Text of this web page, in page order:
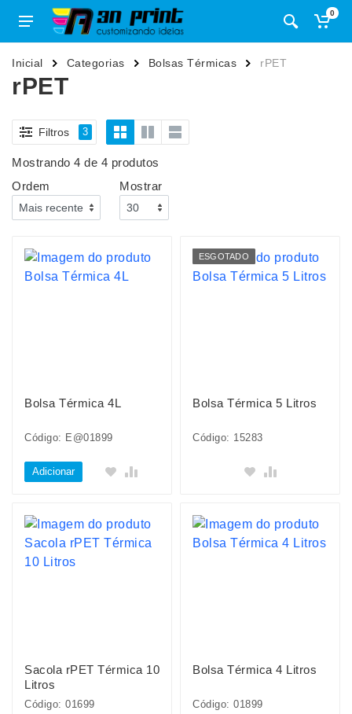
0
Inicial Categorias Bolsas Térmicas rPET
rPET
Filtros 3
Mostrando 4 de 4 produtos
Ordem
Mostrar
Bolsa Térmica 4L
Código: E@01899
Adicionar
ESGOTADO
Bolsa Térmica 5 Litros
Código: 15283
Sacola rPET Térmica 10
Litros
Código: 01699
Bolsa Térmica 4 Litros
Código: 01899